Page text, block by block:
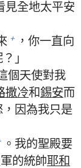
見全地太平安
+ ，你一直向
」
個天使對我
撒冷和錫安而
因為我只是
。我的聖殿要
的統帥耶和